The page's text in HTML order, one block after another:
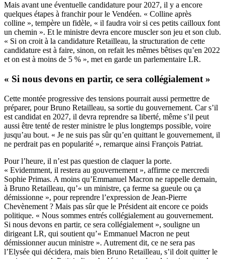
Mais avant une éventuelle candidature pour 2027, il y a encore
quelques étapes à franchir pour le Vendéen. « Colline après
colline », tempère un fidèle, « il faudra voir si ces petits cailloux font
un chemin ». Et le ministre devra encore muscler son jeu et son club.
« Si on croit à la candidature Retailleau, la structuration de cette
candidature est à faire, sinon, on refait les mêmes bêtises qu’en 2022
et on est à moins de 5 % », met en garde un parlementaire LR.
« Si nous devons en partir, ce sera collégialement »
Cette montée progressive des tensions pourrait aussi permettre de
préparer, pour Bruno Retailleau, sa sortie du gouvernement. Car s’il
est candidat en 2027, il devra reprendre sa liberté, même s’il peut
aussi être tenté de rester ministre le plus longtemps possible, voire
jusqu’au bout. « Je ne suis pas sûr qu’en quittant le gouvernement, il
ne perdrait pas en popularité », remarque ainsi François Patriat.
Pour l’heure, il n’est pas question de claquer la porte.
« Evidemment, il restera au gouvernement », affirme ce mercredi
Sophie Primas. A moins qu’Emmanuel Macron ne rappelle demain,
à Bruno Retailleau, qu’« un ministre, ça ferme sa gueule ou ça
démissionne », pour reprendre l’expression de Jean-Pierre
Chevènement ? Mais pas sûr que le Président ait encore ce poids
politique. « Nous sommes entrés collégialement au gouvernement.
Si nous devons en partir, ce sera collégialement », souligne un
dirigeant LR, qui soutient qu’« Emmanuel Macron ne peut
démissionner aucun ministre ». Autrement dit, ce ne sera pas
l’Elysée qui décidera, mais bien Bruno Retailleau, s’il doit quitter le